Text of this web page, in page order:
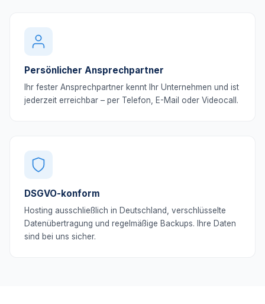
Persönlicher Ansprechpartner
Ihr fester Ansprechpartner kennt Ihr Unternehmen und ist
jederzeit erreichbar – per Telefon, E-Mail oder Videocall.
DSGVO-konform
Hosting ausschließlich in Deutschland, verschlüsselte
Datenübertragung und regelmäßige Backups. Ihre Daten
sind bei uns sicher.